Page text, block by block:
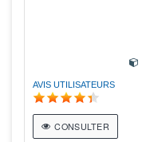
AVIS UTILISATEURS
CONSULTER